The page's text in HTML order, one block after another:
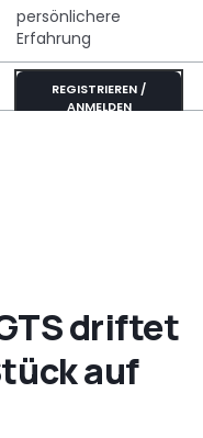
persönlichere
Erfahrung
REGISTRIEREN /
ANMELDEN
driftet
auf